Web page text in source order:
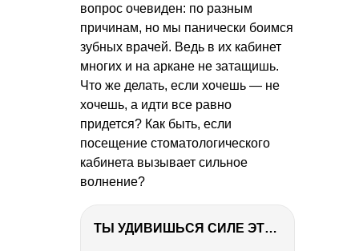
вопрос очевиден: по разным
причинам, но мы панически боимся
зубных врачей. Ведь в их кабинет
многих и на аркане не затащишь.
Что же делать, если хочешь — не
хочешь, а идти все равно
придется? Как быть, если
посещение стоматологического
кабинета вызывает сильное
волнение?
ТЫ УДИВИШЬСЯ СИЛЕ ЭТО ЧЕЛОВЕКА! Блог о нашей поездке в Вышний Волочек